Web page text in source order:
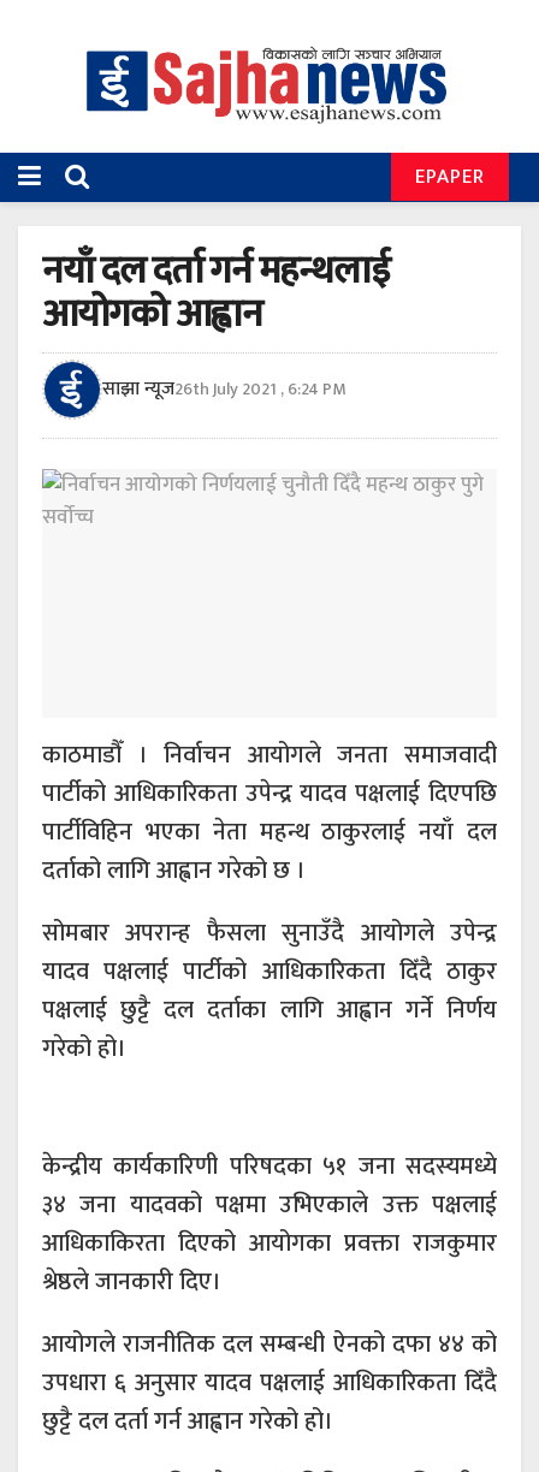
EPAPER
नयाँ दल दर्ता गर्न महन्थलाई
आयोगको आह्वान
साझा न्यूज26th July 2021 , 6:24 PM
काठमाडौँ । निर्वाचन आयोगले जनता समाजवादी
पार्टीको आधिकारिकता उपेन्द्र यादव पक्षलाई दिएपछि
पार्टीविहिन भएका नेता महन्थ ठाकुरलाई नयाँ दल
दर्ताको लागि आह्वान गरेको छ ।
सोमबार अपरान्ह फैसला सुनाउँदै आयोगले उपेन्द्र
यादव पक्षलाई पार्टीको आधिकारिकता दिँदै ठाकुर
पक्षलाई छुट्टै दल दर्ताका लागि आह्वान गर्ने निर्णय
गरेको हो।
केन्द्रीय कार्यकारिणी परिषदका ५१ जना सदस्यमध्ये
३४ जना यादवको पक्षमा उभिएकाले उक्त पक्षलाई
आधिकाकिरता दिएको आयोगका प्रवक्ता राजकुमार
श्रेष्ठले जानकारी दिए।
आयोगले राजनीतिक दल सम्बन्धी ऐनको दफा ४४ को
उपधारा ६ अनुसार यादव पक्षलाई आधिकारिकता दिँदै
छुट्टै दल दर्ता गर्न आह्वान गरेको हो।